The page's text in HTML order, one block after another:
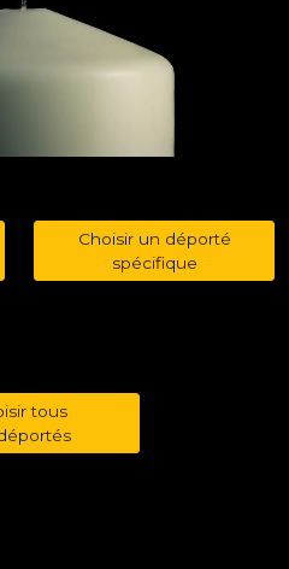
Choisir un déporté
spécifique
tous